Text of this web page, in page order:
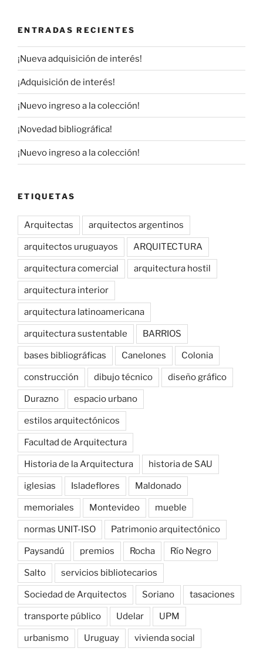
ENTRADAS RECIENTES
¡Nueva adquisición de interés!
¡Adquisición de interés!
¡Nuevo ingreso a la colección!
¡Novedad bibliográfica!
¡Nuevo ingreso a la colección!
ETIQUETAS
Arquitectas arquitectos argentinos
arquitectos uruguayos ARQUITECTURA
arquitectura comercial arquitectura hostil
arquitectura interior
arquitectura latinoamericana
arquitectura sustentable BARRIOS
bases bibliográficas Canelones Colonia
construcción dibujo técnico diseño gráfico
Durazno espacio urbano
estilos arquitectónicos
Facultad de Arquitectura
Historia de la Arquitectura historia de SAU
iglesias Isladeflores Maldonado
memoriales Montevideo mueble
normas UNIT-ISO Patrimonio arquitectónico
Paysandú premios Rocha Río Negro
Salto servicios bibliotecarios
Sociedad de Arquitectos Soriano tasaciones
transporte público Udelar UPM
urbanismo Uruguay vivienda social